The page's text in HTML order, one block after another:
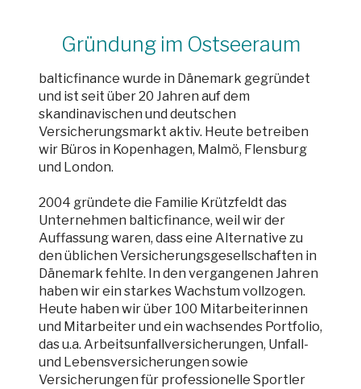
Gründung im Ostseeraum
balticfinance wurde in Dänemark gegründet
und ist seit über 20 Jahren auf dem
skandinavischen und deutschen
Versicherungsmarkt aktiv. Heute betreiben
wir Büros in Kopenhagen, Malmö, Flensburg
und London.
2004 gründete die Familie Krützfeldt das
Unternehmen balticfinance, weil wir der
Auffassung waren, dass eine Alternative zu
den üblichen Versicherungsgesellschaften in
Dänemark fehlte. In den vergangenen Jahren
haben wir ein starkes Wachstum vollzogen.
Heute haben wir über 100 Mitarbeiterinnen
und Mitarbeiter und ein wachsendes Portfolio,
das u.a. Arbeitsunfallversicherungen, Unfall-
und Lebensversicherungen sowie
Versicherungen für professionelle Sportler